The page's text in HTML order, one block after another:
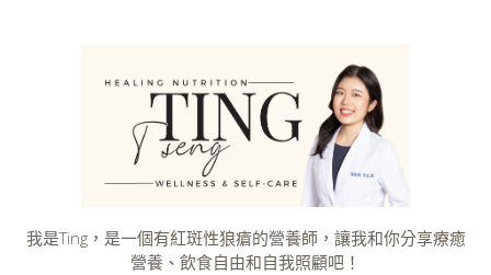
我是Ting，是一個有紅斑性狼瘡的營養師，讓我和你分享療癒
營養、飲食自由和自我照顧吧！